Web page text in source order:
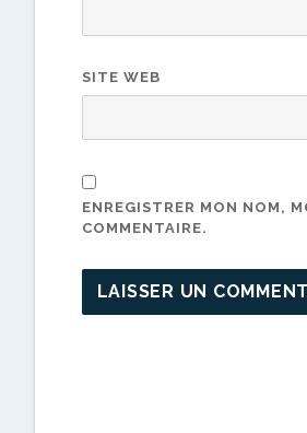
SITE WEB
ENREGISTRER MON NOM,
COMMENTAIRE.